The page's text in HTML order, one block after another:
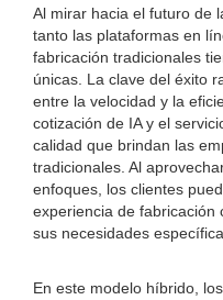
Al mirar hacia el futuro de
tanto las plataformas en
fabricación tradicionales
únicas. La clave del éxito
entre la velocidad y la
cotización de IA y el
calidad que brindan las
tradicionales. Al
enfoques, los clientes
experiencia de fabricación
sus necesidades
En este modelo híbrido,